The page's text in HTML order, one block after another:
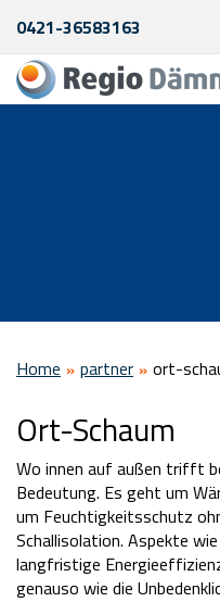
0421-36583163
Home partner ort-
Ort-Schaum
Wo innen auf außen trifft
Bedeutung. Es geht um
um Feuchtigkeitsschutz
Schallisolation. Aspekte
langfristige
genauso wie die